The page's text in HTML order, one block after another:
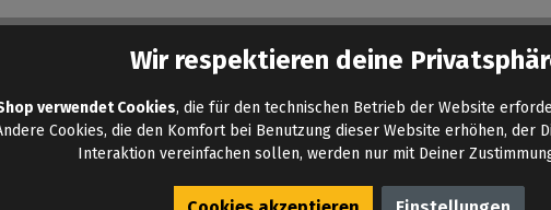
Wir respektieren deine
verwendet Cookies, die für den technischen Betrieb der Website
Cookies, die den Komfort bei Benutzung dieser Website erhöhen, der
Interaktion vereinfachen sollen, werden nur mit Deiner